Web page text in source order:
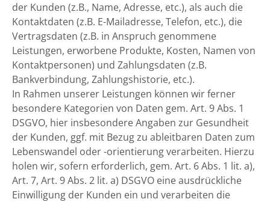
der Kunden (z.B., Name, Adresse, etc.), als auch die
Kontaktdaten (z.B. E-Mailadresse, Telefon, etc.), die
Vertragsdaten (z.B. in Anspruch genommene
Leistungen, erworbene Produkte, Kosten, Namen von
Kontaktpersonen) und Zahlungsdaten (z.B.
Bankverbindung, Zahlungshistorie, etc.).
In Rahmen unserer Leistungen können wir ferner
besondere Kategorien von Daten gem. Art. 9 Abs. 1
DSGVO, hier insbesondere Angaben zur Gesundheit
der Kunden, ggf. mit Bezug zu ableitbaren Daten zum
Lebenswandel oder -orientierung verarbeiten. Hierzu
holen wir, sofern erforderlich, gem. Art. 6 Abs. 1 lit. a),
Art. 7, Art. 9 Abs. 2 lit. a) DSGVO eine ausdrückliche
Einwilligung der Kunden ein und verarbeiten die